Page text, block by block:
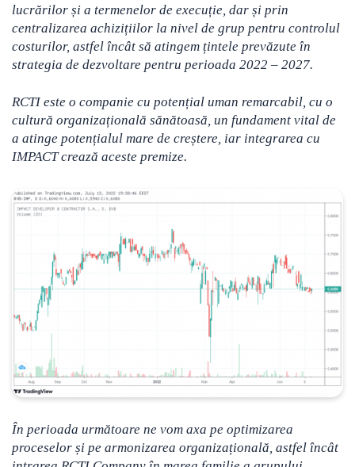
lucrărilor și a termenelor de execuție, dar și prin
centralizarea achizițiilor la nivel de grup pentru controlul
costurilor, astfel încât să atingem țintele prevăzute în
strategia de dezvoltare pentru perioada 2022 – 2027.
RCTI este o companie cu potențial uman remarcabil, cu o
cultură organizațională sănătoasă, un fundament vital de
a atinge potențialul mare de creștere, iar integrarea cu
IMPACT crează aceste premize.
În perioada următoare ne vom axa pe optimizarea
proceselor și pe armonizarea organizațională, astfel încât